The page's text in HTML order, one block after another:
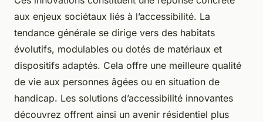
aux enjeux sociétaux liés à l’accessibilité. La
tendance générale se dirige vers des habitats
évolutifs, modulables ou dotés de matériaux et
dispositifs adaptés. Cela offre une meilleure qualité
de vie aux personnes âgées ou en situation de
handicap. Les solutions d’accessibilité innovantes
découvrez offrent ainsi un avenir résidentiel plus